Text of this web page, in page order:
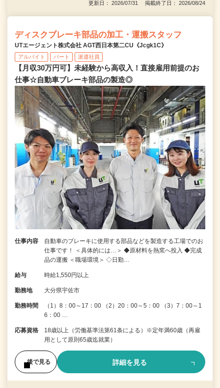
更新日： 2026/07/31 掲載終了日： 2026/08/24
ディスクブレーキ部品の加工・運搬スタッフ
UTエージェント株式会社 AGT西日本第二CU《Jcgk1C》
アルバイト パート 派遣社員
【月収30万円可】未経験から高収入！直接雇用前提のお
仕事☆自動車ブレーキ部品の製造◎
仕事内容
自動車のブレーキに使用する部品などを製造する工場でのお
仕事です！ ＜具体的には…＞ ◆原材料を熱窯へ投入 ◆完成
品の運搬 ＜職場環境＞ ◇日勤…
給与 時給1,550円以上
勤務地 大分県宇佐市
勤務時間
（1）8：00～17：00 （2）20：00～5：00 （3）7：00～1
6：00 …
応募資格
18歳以上（労働基準法第61条による）※定年満60歳（再雇
用として原則65歳迄就業）
後で見る 詳細を見る